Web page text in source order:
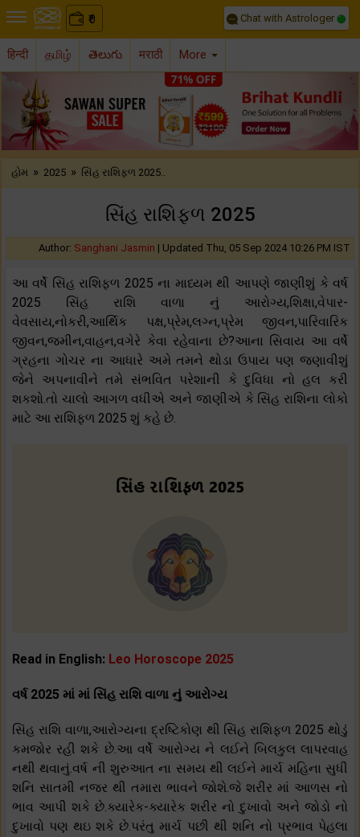
₹
0 Chat with Astrologer
हिन्दी தமிழ் తెలుగు मराठी More
Previous
હોમ » 2025 » સિંહ રાશિફળ 2025..
સિંહ રાશિફળ 2025
Author: Sanghani Jasmin | Updated Thu, 05 Sep 2024 10:26 PM IST
આ વર્ષે સિંહ રાશિફળ 2025 ના માધ્યમ થી આપણે જાણીશું કે વર્ષ
2025 સિંહ રાશિ વાળા નું આરોગ્ય,શિક્ષા,વેપાર-
વેવસાય,નોકરી,આર્થિક પક્ષ,પ્રેમ,લગ્ન,પ્રેમ જીવન,પારિવારિક
જીવન,જમીન,વાહન,વગેરે કેવા રહેવાના છે?આના સિવાય આ વર્ષે
ગ્રહના ગોચર ના આધારે અમે તમને થોડા ઉપાય પણ જણાવીશું
જેને અપનાવીને તમે સંભવિત પરેશાની કે દુવિધા નો હલ કરી
શકશો.તો ચાલો આગળ વધીએ અને જાણીએ કે સિંહ રાશિના લોકો
માટે આ રાશિફળ 2025 શું કહે છે.
Read in English: Leo Horoscope 2025
વર્ષ 2025 માં માં સિંહ રાશિ વાળા નું આરોગ્ય
સિંહ રાશિ વાળા,આરોગ્યના દ્રષ્ટિકોણ થી સિંહ રાશિફળ 2025 થોડું
કમજોર રહી શકે છે.આ વર્ષે આરોગ્ય ને લઈને બિલકુલ લાપરવાહ
નથી થવાનું.વર્ષ ની શુરુઆત ના સમય થી લઈને માર્ચ મહિના સુધી
શનિ સાતમી નજર થી તમારા ભાવને જોશે.જે શરીર માં આળસ નો
ભાવ આપી શકે છે.ક્યારેક-ક્યારેક શરીર નો દુખાવો અને જોડો નો
દુખાવો પણ થઇ શકે છે.પરંતુ માર્ચ પછી થી શનિ નો પ્રભાવ પેહલા